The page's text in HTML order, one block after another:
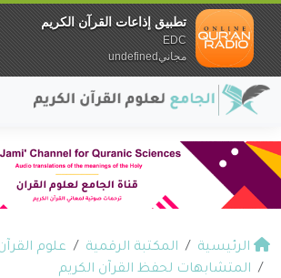
الرئيسية المكتبة الرقمية
علوم
المتشابهات لحفظ القرآن الكريم
تطبيق إذاعات القرآن الكريم
EDC
مجانيundefined